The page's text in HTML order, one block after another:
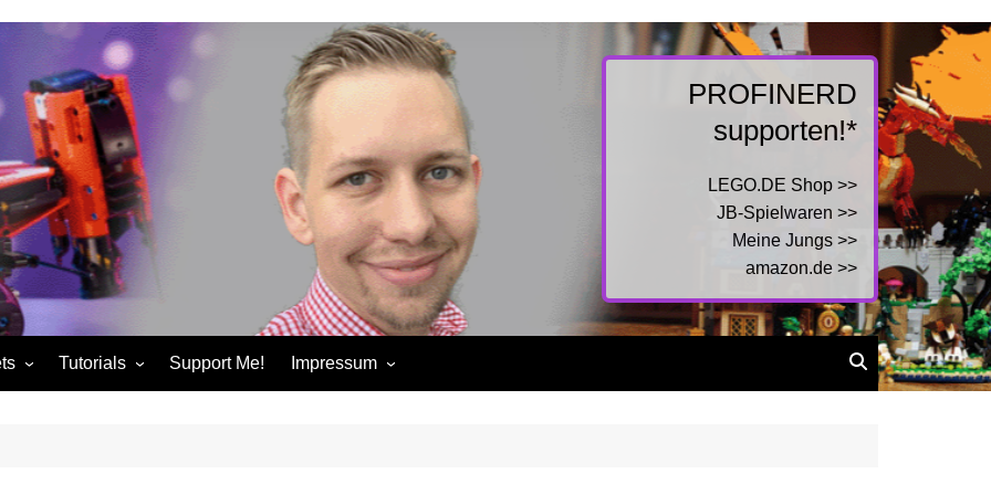
PROFINERD
supporten!*
LEGO.DE Shop >>
JB-Spielwaren >>
Meine Jungs >>
amazon.de >>
Tutorials Support Me! Impressum